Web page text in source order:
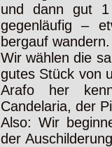
und dann gut
gegenläufig –
bergauf wandern.
Wir wählen die
gutes Stück von
Arafo her
Candelaria, der
Also: Wir
der